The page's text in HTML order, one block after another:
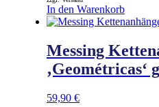
In den Warenkorb
Messing
‚Geométricas‘
59,90 €